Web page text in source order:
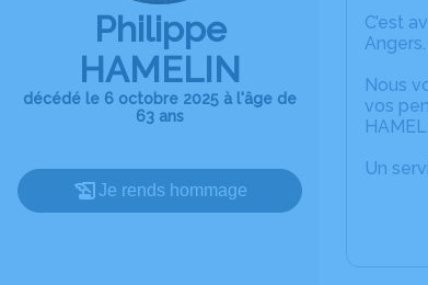
Philippe
HAMELIN
décédé le 6 octobre 2025 à l'âge de
63 ans
Je rends hommage
C’est
Angers.
Nous
vos
Un